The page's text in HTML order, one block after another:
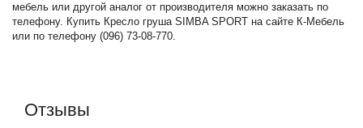
мебель или другой аналог от производителя можно заказать по
телефону. Купить Кресло груша SIMBA SPORT на сайте К-Мебель
или по телефону (096) 73-08-770.
Отзывы